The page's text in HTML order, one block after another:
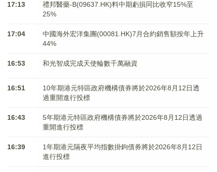
17:13
禮邦醫藥-B(09637.HK)料中期虧損同比收窄15%至
25%
17:04
中國海外宏洋集團(00081.HK)7月合約銷售額按年上升
44%
16:53 和光智成完成天使輪數千萬融資
16:51
10年期港元特區政府機構債券將於2026年8月12日透
過重開進行投標
16:43
5年期港元特區政府機構債券將於2026年8月12日透過
重開進行投標
16:39
1年期港元隔夜平均指數掛鉤債券將於2026年8月12日
進行投標